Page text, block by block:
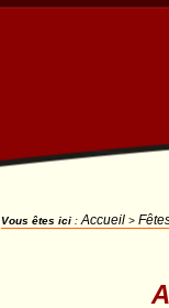
Vous êtes ici : Accueil >